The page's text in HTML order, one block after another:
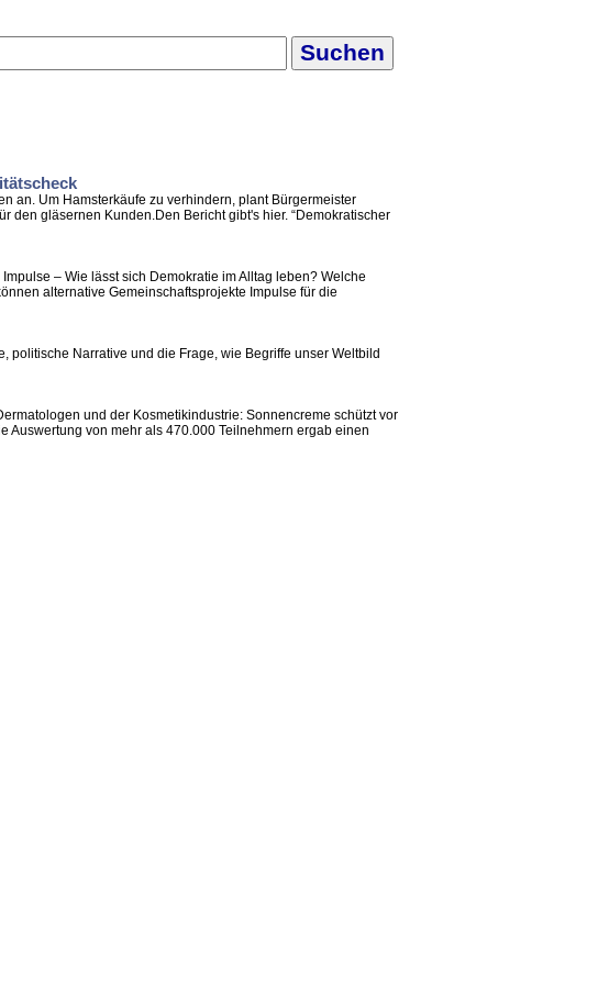
an. Um Hamsterkäufe zu verhindern, plant Bürgermeister
den gläsernen Kunden.Den Bericht gibt's hier. “Demokratischer
– Wie lässt sich Demokratie im Alltag leben? Welche
alternative Gemeinschaftsprojekte Impulse für die
politische Narrative und die Frage, wie Begriffe unser Weltbild
und der Kosmetikindustrie: Sonnencreme schützt vor
Auswertung von mehr als 470.000 Teilnehmern ergab einen